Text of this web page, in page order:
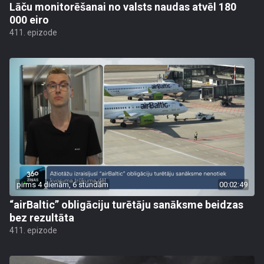
Lāču monitorēšanai no valsts naudas atvēl 180
000 eiro
411. epizode
pirms 4 dienām, 6 stundām 00:02:49
“airBaltic” obligāciju turētāju sanāksme beidzas
bez rezultāta
411. epizode